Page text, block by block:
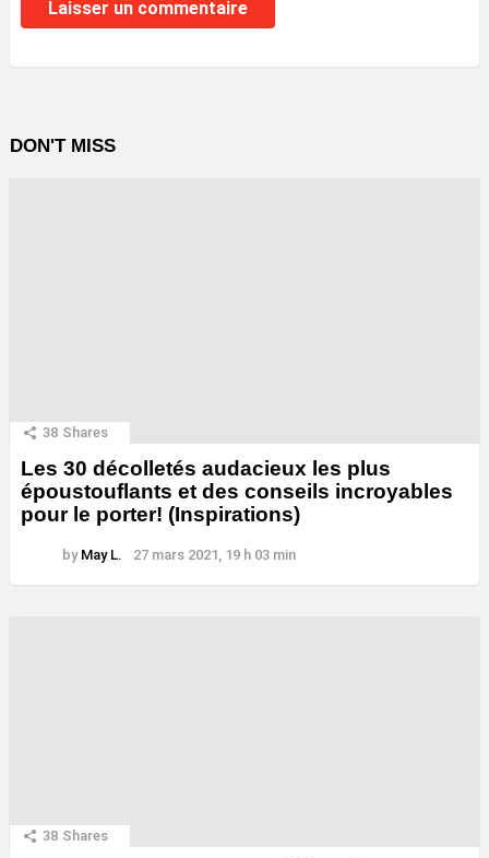
DON'T MISS
38 Shares
Les 30 décolletés audacieux les plus
époustouflants et des conseils incroyables
pour le porter! (Inspirations)
by May L. 27 mars 2021, 19 h 03 min
38 Shares